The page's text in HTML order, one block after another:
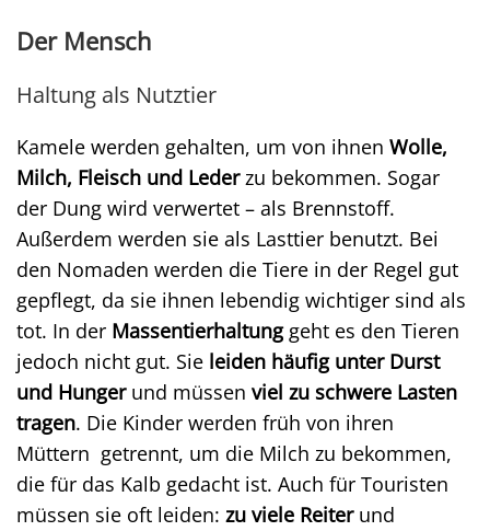
Der Mensch
Haltung als Nutztier
Kamele werden gehalten, um von ihnen Wolle,
Milch, Fleisch und Lederzu bekommen. Sogar
der Dung wird verwertet – als Brennstoff.
Außerdem werden sie als Lasttier benutzt. Bei
den Nomaden werden die Tiere in der Regel gut
gepflegt, da sie ihnen lebendig wichtiger sind als
tot. In der Massentierhaltunggeht es den Tieren
jedoch nicht gut. Sie leiden häufig unter Durst
und Hungerund müssen viel zu schwere Lasten
tragen. Die Kinder werden früh von ihren
Müttern getrennt, um die Milch zu bekommen,
die für das Kalb gedacht ist. Auch für Touristen
müssen sie oft leiden: zu viele Reiterund